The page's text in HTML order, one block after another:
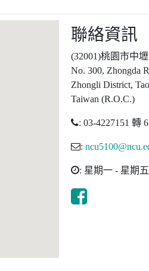
聯絡資訊
(32001)桃園市中
No. 300, Zhongda
Zhongli District,
Taiwan (R.O.C.)
: 03-4227151 轉
:
: 星期一 - 星期